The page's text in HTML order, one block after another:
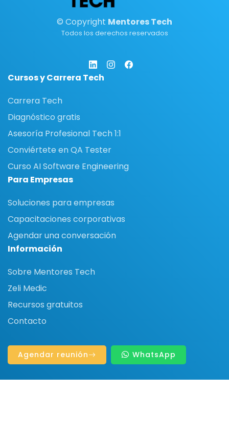
© Copyright Mentores Tech
Todos los derechos reservados
Cursos y Carrera Tech
Carrera Tech
Diagnóstico gratis
Asesoría Profesional Tech 1:1
Conviértete en QA Tester
Curso AI Software Engineering
Para Empresas
Soluciones para empresas
Capacitaciones corporativas
Agendar una conversación
Información
Sobre Mentores Tech
Zeli Medic
Recursos gratuitos
Contacto
Agendar reunión WhatsApp